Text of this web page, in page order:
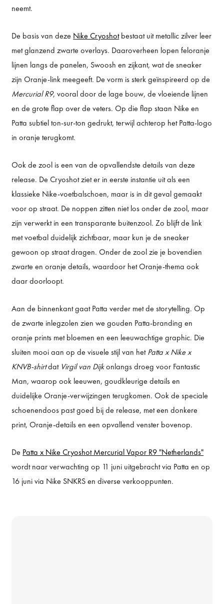
neemt.
De basis van deze Nike Cryoshotbestaat uit metallic zilver leer
met glanzend zwarte overlays. Daaroverheen lopen feloranje
lijnen langs de panelen, Swoosh en zijkant, wat de sneaker
zijn Oranje-link meegeeft. De vorm is sterk geïnspireerd op de
Mercurial R9, vooral door de lage bouw, de vloeiende lijnen
en de grote flap over de veters. Op die flap staan Nike en
Patta subtiel ton-sur-ton gedrukt, terwijl achterop het Patta-logo
in oranje terugkomt.
Ook de zool is een van de opvallendste details van deze
release. De Cryoshot ziet er in eerste instantie uit als een
klassieke Nike-voetbalschoen, maar is in dit geval gemaakt
voor op straat. De noppen zitten niet los onder de zool, maar
zijn verwerkt in een transparante buitenzool. Zo blijft de link
met voetbal duidelijk zichtbaar, maar kun je de sneaker
gewoon op straat dragen. Onder de zool zie je bovendien
zwarte en oranje details, waardoor het Oranje-thema ook
daar doorloopt.
Aan de binnenkant gaat Patta verder met de storytelling. Op
de zwarte inlegzolen zien we gouden Patta-branding en
oranje prints met bloemen en een leeuwachtige graphic. Die
sluiten mooi aan op de visuele stijl van hetPatta x Nike x
KNVB-shirtdat Virgil van Dijkonlangs droeg voor Fantastic
Man, waarop ook leeuwen, goudkleurige details en
duidelijke Oranje-verwijzingen terugkomen. Ook de speciale
schoenendoos past goed bij de release, met een donkere
print, Oranje-details en een opvallend venster bovenop.
De Patta x Nike Cryoshot Mercurial Vapor R9 "Netherlands"
wordt naar verwachting op 11 juni uitgebracht via Patta en op
16 juni via Nike SNKRS en diverse verkooppunten.